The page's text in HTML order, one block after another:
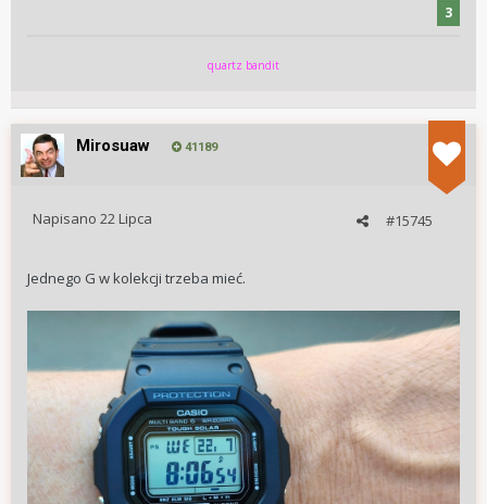
3
quartz bandit
Mirosuaw 41189
#15745
Napisano 22 Lipca
Jednego G w kolekcji trzeba mieć.